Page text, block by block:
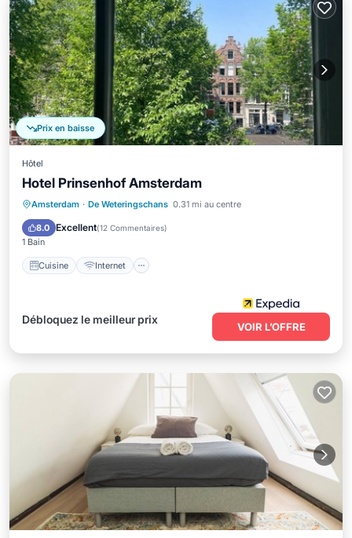
Prix en baisse
Hôtel
Hotel Prinsenhof Amsterdam
Amsterdam · De Weteringschans 0.31 mi au centre
8.0 Excellent(12 Commentaires)
1 Bain
Cuisine Internet
Cuisine Internet
Adapté aux enfants
TV
Débloquez le meilleur prix
VOIR L’OFFRE